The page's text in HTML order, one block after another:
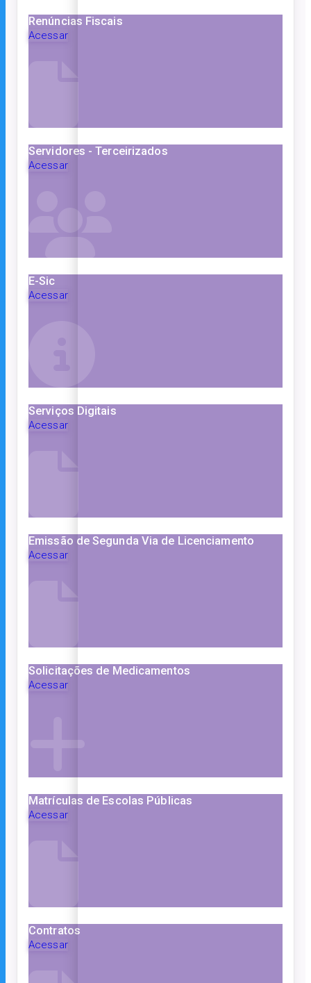
Renúncias Fiscais
Acessar
Servidores - Terceirizados
Acessar
E-Sic
Acessar
Serviços Digitais
Acessar
Emissão de Segunda Via de Licenciamento
Acessar
Solicitações de Medicamentos
Acessar
Matrículas de Escolas Públicas
Acessar
Contratos
Acessar